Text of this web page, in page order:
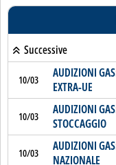
Successive
10/03
AUDIZIONI
EXTRA-UE
10/03
AUDIZIONI
STOCCAGGIO
10/03
AUDIZIONI
NAZIONALE